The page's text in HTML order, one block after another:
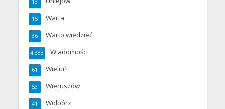
13
Warta
15
Warto wiedzieć
36
Wiadomości
4 383
Wieluń
61
Wieruszów
53
Wolbórz
41